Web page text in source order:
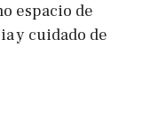
espacio de
y cuidado de